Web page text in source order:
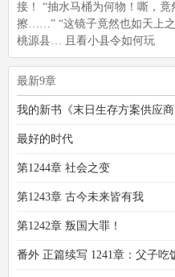
接！ “抽水马桶为何物！嘶，
擦……” “这镜子竟然也如天上
桃源县… 且看小县令如何玩
最新9章
我的新书《末日生存方案供应
最好的时代
第1244章 社会之变
第1243章 古今未来皆有我
第1242章 叛国大罪！
番外 正篇续写 1241章：父子吃